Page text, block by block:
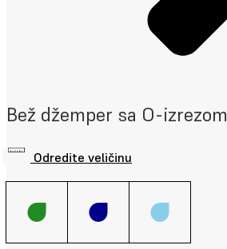
Bež džemper sa O-izrezom
Odredite veličinu